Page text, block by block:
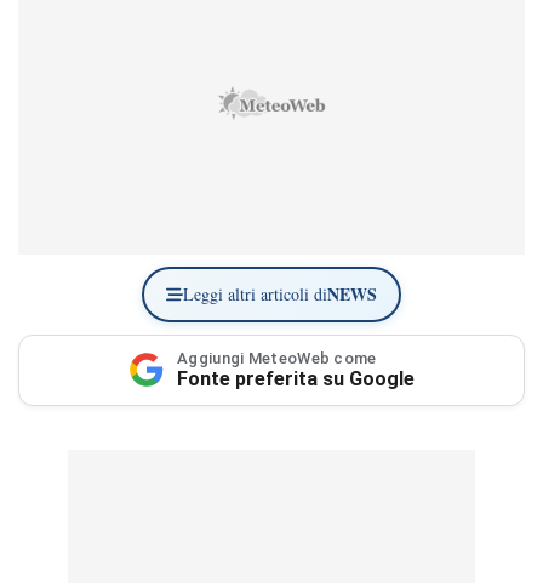
Leggi altri articoli diNEWS
Aggiungi MeteoWeb come
Fonte preferita su Google